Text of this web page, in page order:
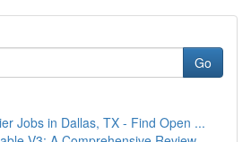
Go
Jobs in Dallas, TX - Find Open ...